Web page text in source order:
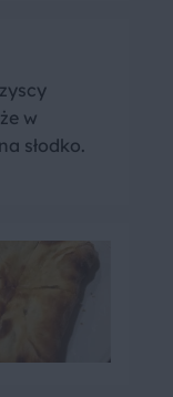
w
słodko.